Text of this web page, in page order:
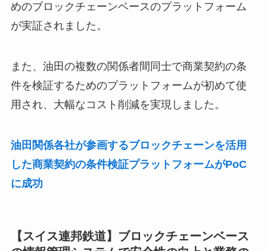
めのブロックチェーンベースのプラットフォーム
が実証されました。
また、油田の複数の関係者間同士で商業契約の条
件を検証するためのプラットフォームが初めて使
用され、大幅なコスト削減を実現しました。
油田関係各社が参画するブロックチェーンを活用
した商業契約の条件検証プラットフォームがPoC
に成功
【スイス連邦鉄道】ブロックチェーンベース